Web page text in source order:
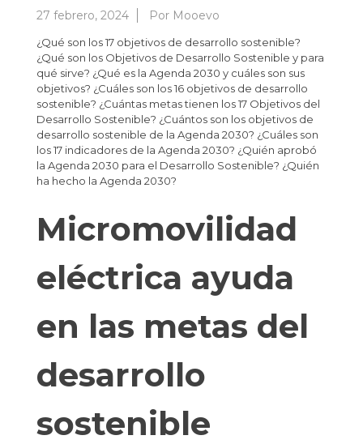
27 febrero, 2024 Por Mooevo
¿Qué son los 17 objetivos de desarrollo sostenible?
¿Qué son los Objetivos de Desarrollo Sostenible y para
qué sirve? ¿Qué es la Agenda 2030 y cuáles son sus
objetivos? ¿Cuáles son los 16 objetivos de desarrollo
sostenible? ¿Cuántas metas tienen los 17 Objetivos del
Desarrollo Sostenible? ¿Cuántos son los objetivos de
desarrollo sostenible de la Agenda 2030? ¿Cuáles son
los 17 indicadores de la Agenda 2030? ¿Quién aprobó
la Agenda 2030 para el Desarrollo Sostenible? ¿Quién
ha hecho la Agenda 2030?
Micromovilidad
eléctrica ayuda
en las metas del
desarrollo
sostenible